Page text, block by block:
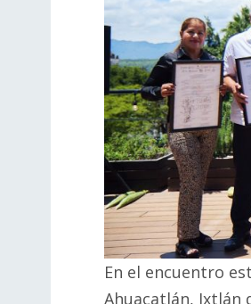
En el encuentro
Ahuacatlán, Ixtlán